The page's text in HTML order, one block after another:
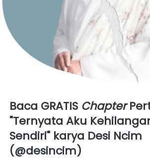
Baca GRATIS Chapter
"Ternyata Aku
Sendiri" karya Desi Ncim
(@desincim)